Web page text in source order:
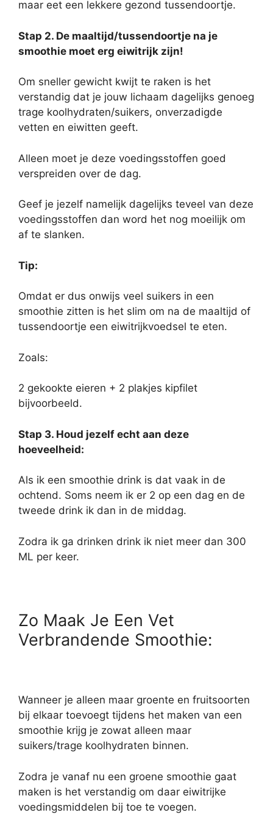
maar eet een lekkere gezond tussendoortje.
Stap 2. De maaltijd/tussendoortje na je
smoothie moet erg eiwitrijk zijn!
Om sneller gewicht kwijt te raken is het
verstandig dat je jouw lichaam dagelijks genoeg
trage koolhydraten/suikers, onverzadigde
vetten en eiwitten geeft.
Alleen moet je deze voedingsstoffen goed
verspreiden over de dag.
Geef je jezelf namelijk dagelijks teveel van deze
voedingsstoffen dan word het nog moeilijk om
af te slanken.
Tip:
Omdat er dus onwijs veel suikers in een
smoothie zitten is het slim om na de maaltijd of
tussendoortje een eiwitrijkvoedsel te eten.
Zoals:
2 gekookte eieren + 2 plakjes kipfilet
bijvoorbeeld.
Stap 3. Houd jezelf echt aan deze
hoeveelheid:
Als ik een smoothie drink is dat vaak in de
ochtend. Soms neem ik er 2 op een dag en de
tweede drink ik dan in de middag.
Zodra ik ga drinken drink ik niet meer dan 300
ML per keer.
Zo Maak Je Een Vet
Verbrandende Smoothie:
Wanneer je alleen maar groente en fruitsoorten
bij elkaar toevoegt tijdens het maken van een
smoothie krijg je zowat alleen maar
suikers/trage koolhydraten binnen.
Zodra je vanaf nu een groene smoothie gaat
maken is het verstandig om daar eiwitrijke
voedingsmiddelen bij toe te voegen.